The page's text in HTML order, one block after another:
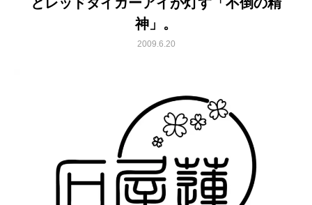
神」。
2009.6.20